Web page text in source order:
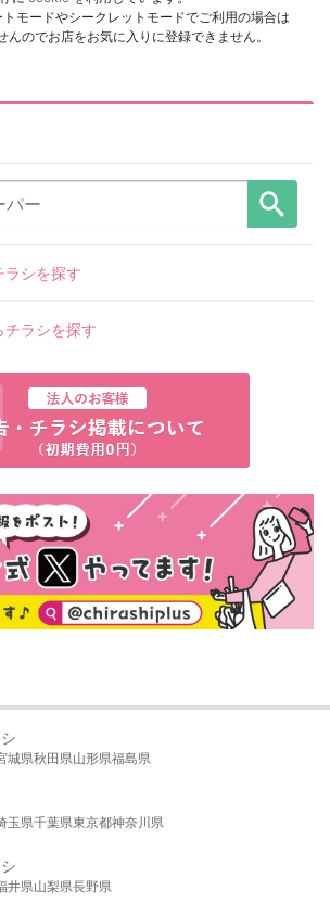
モードやシークレットモードでご利用の場合は
のでお店をお気に入りに登録できません。
ラシを探す
チラシを探す
城県秋田県山形県福島県
玉県千葉県東京都神奈川県
井県山梨県長野県